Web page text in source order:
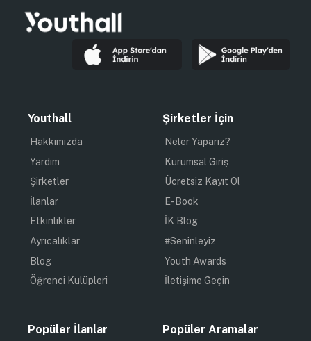
Youthall
Hakkımızda
Yardım
Şirketler
İlanlar
Etkinlikler
Ayrıcalıklar
Blog
Öğrenci Kulüpleri
Şirketler İçin
Neler Yaparız?
Kurumsal Giriş
Ücretsiz Kayıt Ol
E-Book
İK Blog
#Seninleyiz
Youth Awards
İletişime Geçin
Popüler İlanlar Popüler Aramalar